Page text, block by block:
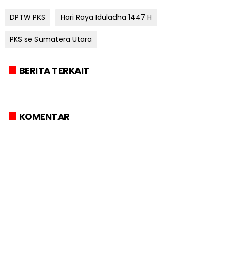
DPTW PKS Hari Raya Iduladha 1447 H
PKS se Sumatera Utara
BERITA TERKAIT
KOMENTAR